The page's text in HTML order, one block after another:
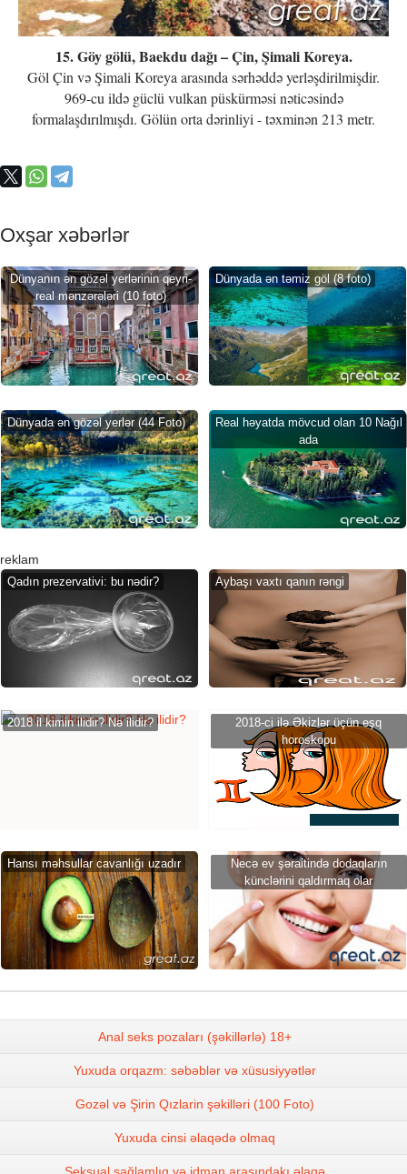
15. Göy gölü, Baekdu dağı – Çin, Şimali Koreya.
Göl Çin və Şimali Koreya arasında sərhəddə yerləşdirilmişdir.
969-cu ildə güclü vulkan püskürməsi nəticəsində
formalaşdırılmışdı. Gölün orta dərinliyi - təxminən 213 metr.
Oxşar xəbərlər
Dünyanın ən gözəl yerlərinin qeyri-
real mənzərələri (10 foto)
Dünyada ən təmiz göl (8 foto)
Dünyada ən gözəl yerlər (44 Foto)
Real həyatda mövcud olan 10 Nağıl
ada
reklam
Qadın prezervativi: bu nədir? Aybaşı vaxtı qanın rəngi
2018 il kimin ilidir? Nə ilidir?
2018-ci ilə Əkizlər üçün eşq
horoskopu
Hansı məhsullar cavanlığı uzadır
Necə ev şəraitində dodaqların
künclərini qaldırmaq olar
Anal seks pozaları (şəkillərlə) 18+
Yuxuda orqazm: səbəblər və xüsusiyyətlər
Gozəl və Şirin Qızlarin şəkilləri (100 Foto)
Yuxuda cinsi əlaqədə olmaq